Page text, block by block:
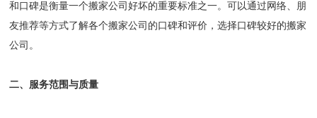
和口碑是衡量一个搬家公司好坏的重要标准之一。可以通过网络、朋
友推荐等方式了解各个搬家公司的口碑和评价，选择口碑较好的搬家
公司。
二、服务范围与质量